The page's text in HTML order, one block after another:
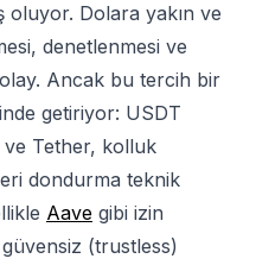
oluyor. Dolara yakın ve
denetlenmesi ve
Ancak bu tercih bir
getiriyor: USDT
Tether, kolluk
dondurma teknik
Aave gibi izin
(trustless)